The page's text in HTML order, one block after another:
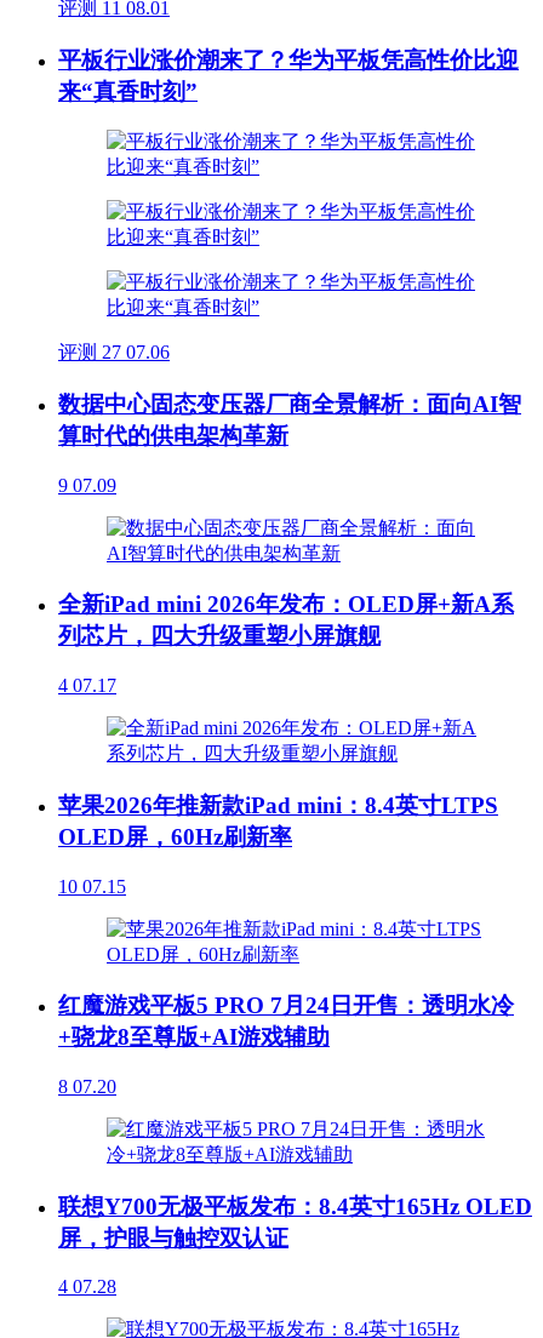
评测 11 08.01
平板行业涨价潮来了？华为平板凭高性价比迎
来“真香时刻”
评测 27 07.06
数据中心固态变压器厂商全景解析：面向AI智
算时代的供电架构革新
9 07.09
全新iPad mini 2026年发布：OLED屏+新A系
列芯片，四大升级重塑小屏旗舰
4 07.17
苹果2026年推新款iPad mini：8.4英寸LTPS
OLED屏，60Hz刷新率
10 07.15
红魔游戏平板5 PRO 7月24日开售：透明水冷
+骁龙8至尊版+AI游戏辅助
8 07.20
联想Y700无极平板发布：8.4英寸165Hz OLED
屏，护眼与触控双认证
4 07.28